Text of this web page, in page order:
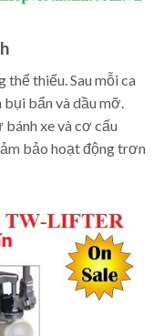
thể thiếu. Sau mỗi ca
bụi bẩn và dầu mỡ.
xe và cơ cấu
bảo hoạt động trơn